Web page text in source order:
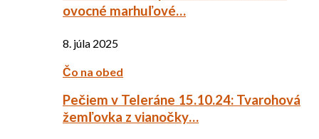
ovocné marhuľové…
8. júla 2025
Čo na obed
Pečiem v Teleráne 15.10.24: Tvarohová
žemľovka z vianočky…